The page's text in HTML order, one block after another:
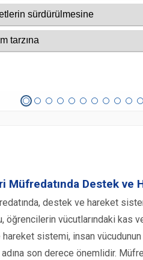
Müfredatında Destek ve
destek ve hareket
öğrencilerin vücutlarındaki kas
hareket sistemi, insan
son derece önemlidir.